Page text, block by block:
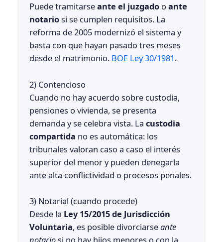
Puede tramitarseante el juzgado o ante
notariosi se cumplen requisitos. La
reforma de 2005 modernizó el sistema y
basta con que hayan pasado tres meses
desde el matrimonio. BOE Ley 30/1981.
2) Contencioso
Cuando no hay acuerdo sobre custodia,
pensiones o vivienda, se presenta
demanda y se celebra vista. La custodia
compartida no es automática: los
tribunales valoran caso a caso el interés
superior del menor y pueden denegarla
ante alta conflictividad o procesos penales.
3) Notarial (cuando procede)
Desde la Ley 15/2015 de Jurisdicción
Voluntaria, es posible divorciarseante